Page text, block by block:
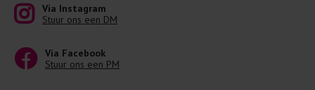
Via Instagram
Stuur ons een DM
Via Facebook
Stuur ons een PM